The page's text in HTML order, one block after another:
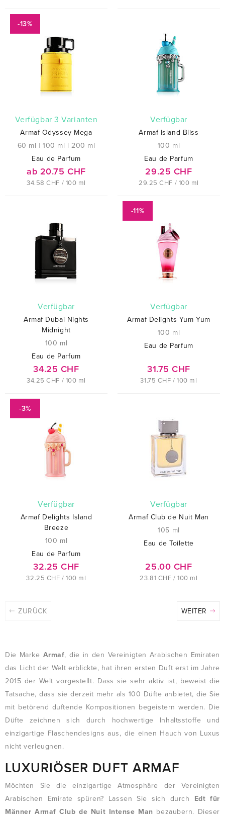
-13%
verfügbar 3 Varianten
Armaf Odyssey Mega
60 ml |100 ml |200 ml
Eau de Parfum
ab 20.75 CHF
34.58 CHF / 100 ml
verfügbar
Armaf Island Bliss
100 ml
Eau de Parfum
29.25 CHF
29.25 CHF / 100 ml
verfügbar
Armaf Dubai Nights
Midnight
100 ml
Eau de Parfum
34.25 CHF
34.25 CHF / 100 ml
-11%
verfügbar
Armaf Delights Yum Yum
100 ml
Eau de Parfum
31.75 CHF
31.75 CHF / 100 ml
-3%
verfügbar
Armaf Delights Island
Breeze
100 ml
Eau de Parfum
32.25 CHF
32.25 CHF / 100 ml
verfügbar
Armaf Club de Nuit Man
105 ml
Eau de Toilette
25.00 CHF
23.81 CHF / 100 ml
ZURÜCK WEITER
Die Marke Armaf, die in den Vereinigten Arabischen Emiraten
das Licht der Welt erblickte, hat ihren ersten Duft erst im Jahre
2015 der Welt vorgestellt. Dass sie sehr aktiv ist, beweist die
Tatsache, dass sie derzeit mehr als 100 Düfte anbietet, die Sie
mit betörend duftende Kompositionen begeistern werden. Die
Düfte zeichnen sich durch hochwertige Inhaltsstoffe und
einzigartige Flaschendesigns aus, die einen Hauch von Luxus
nicht verleugnen.
LUXURIÖSER DUFT ARMAF
Möchten Sie die einzigartige Atmosphäre der Vereinigten
Arabischen Emirate spüren? Lassen Sie sich durch Edt für
Männer Armaf Club de Nuit Intense Man bezaubern. Dieser